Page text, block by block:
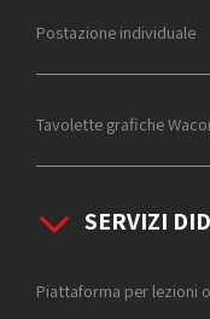
Postazione individuale
Tavolette grafiche
SERVIZI
Piattaforma per lezioni